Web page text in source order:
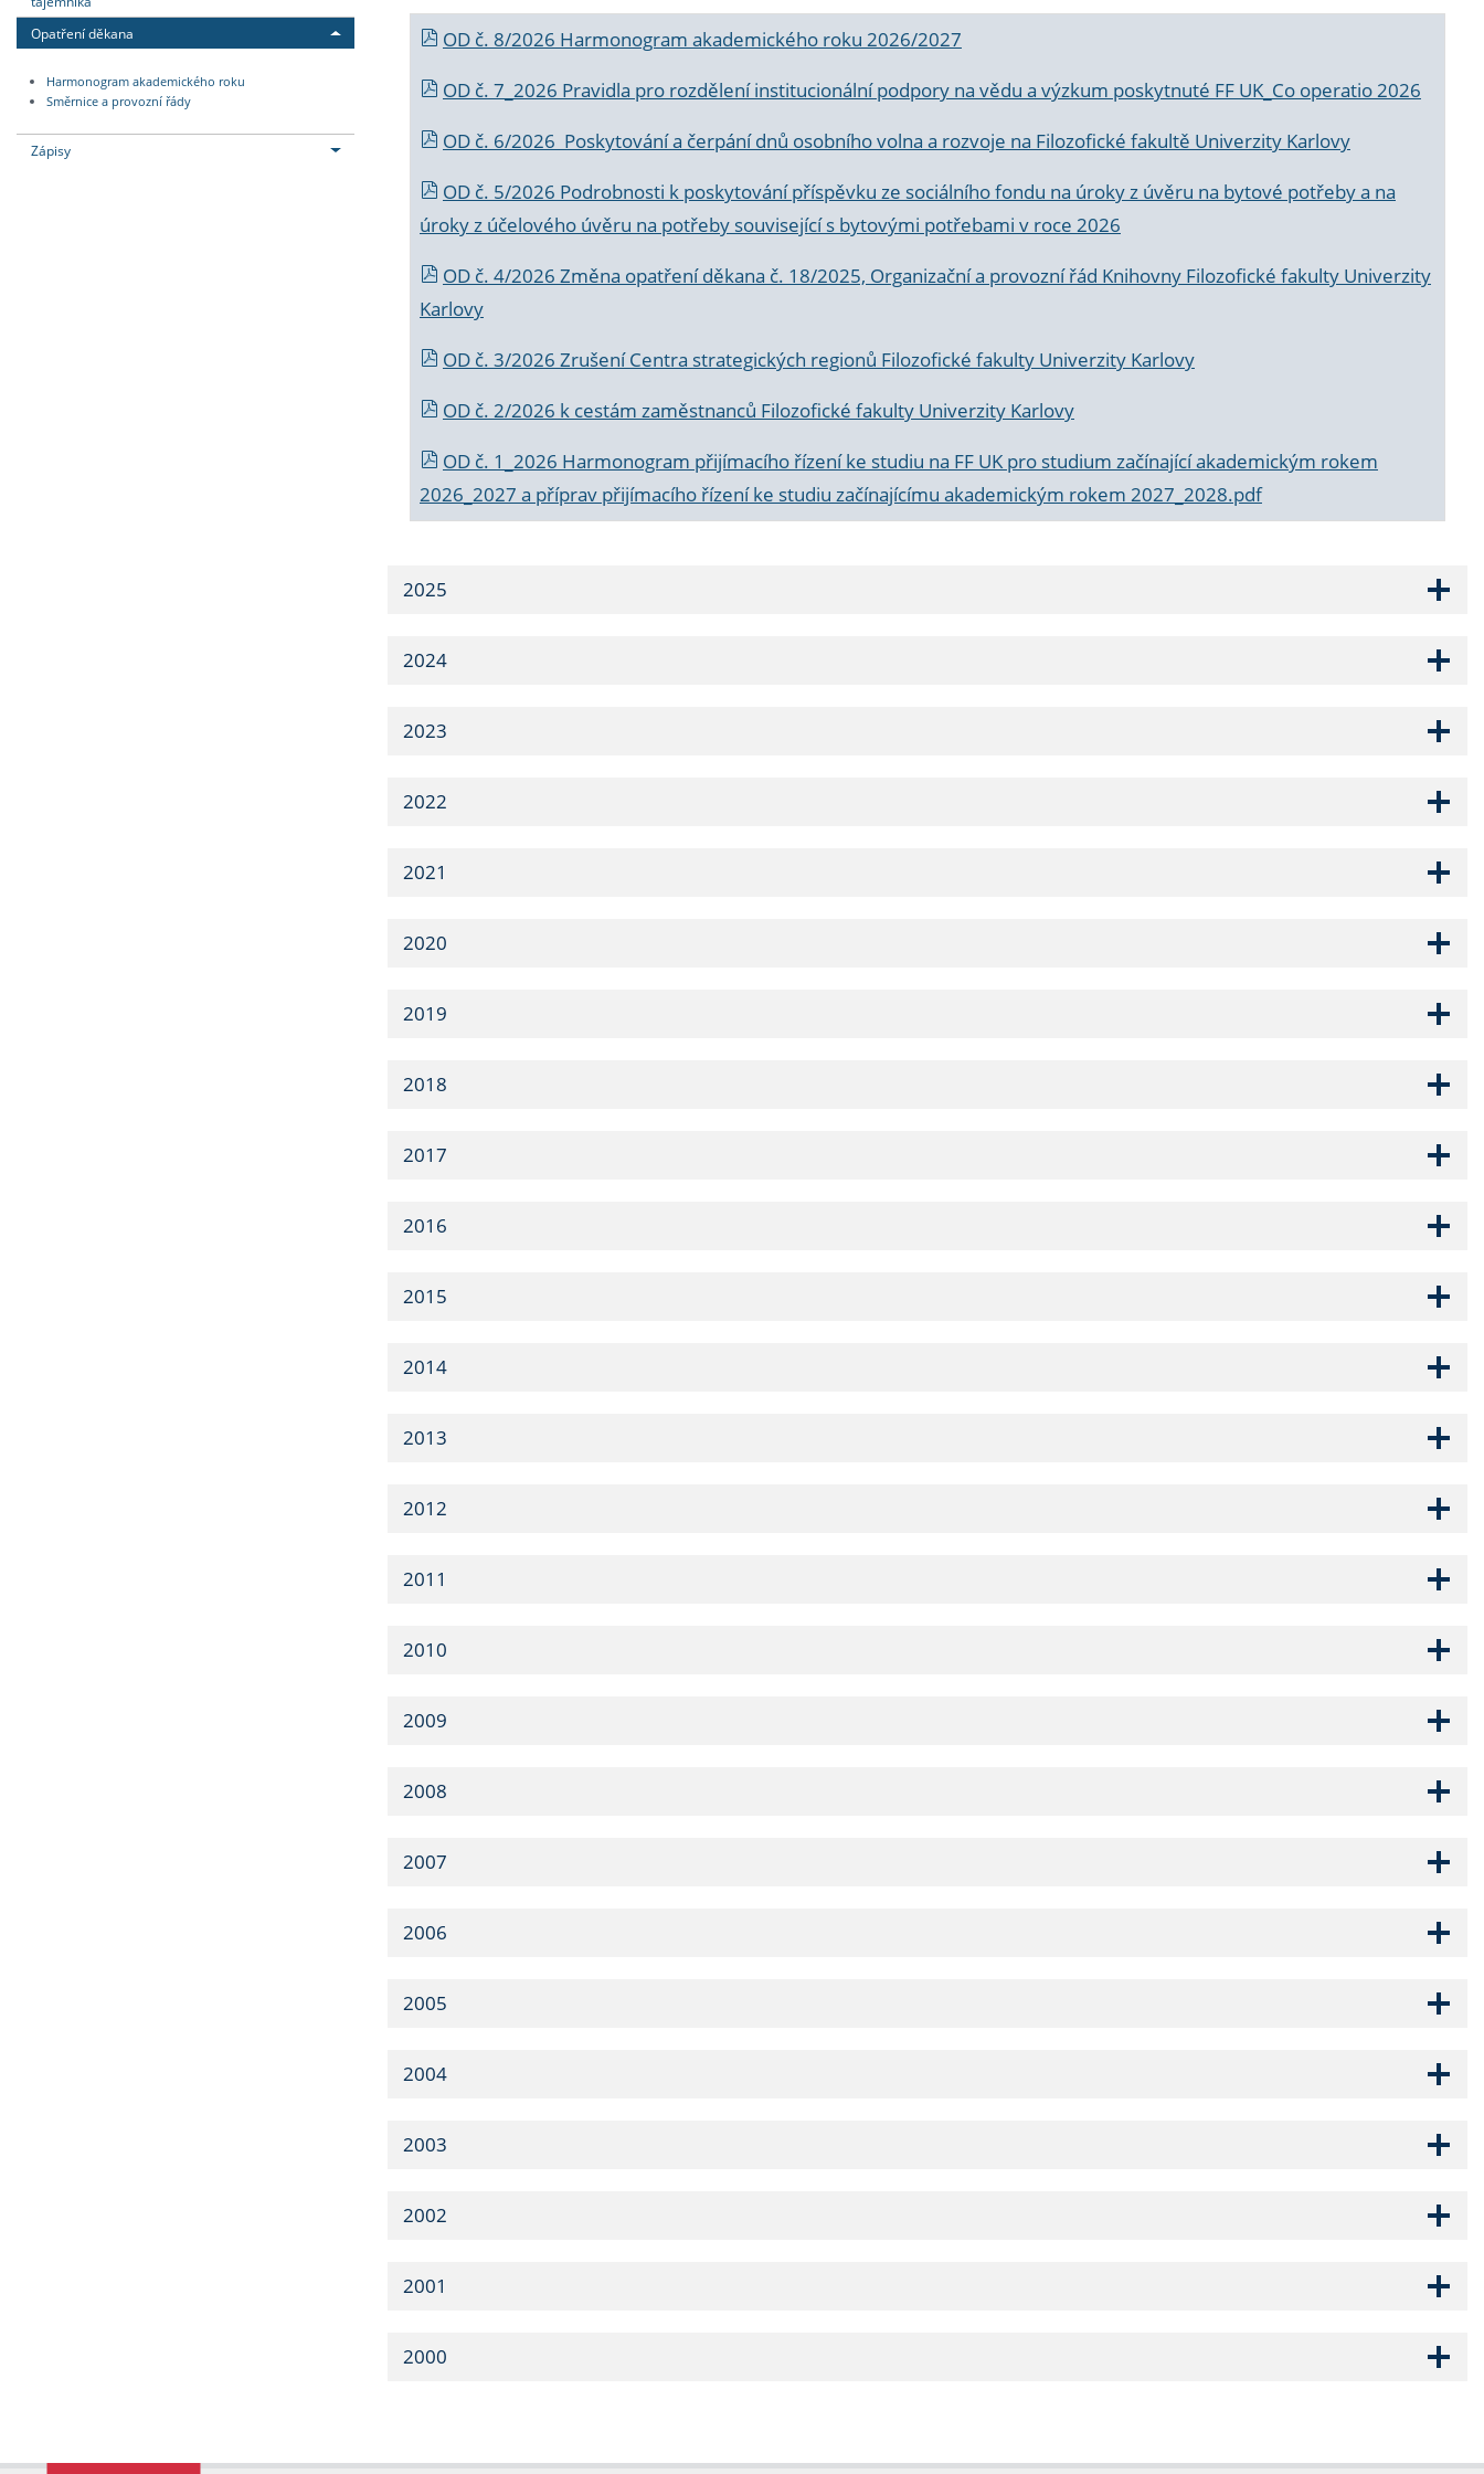
Opatření děkana
Harmonogram akademického roku
Směrnice a provozní řády
Zápisy
OD č. 8/2026 Harmonogram akademického roku 2026/2027
OD č. 7_2026 Pravidla pro rozdělení institucionální podpory na vědu a výzkum poskytnuté FF UK_Co operatio 2026
OD č. 6/2026 Poskytování a čerpání dnů osobního volna a rozvoje na Filozofické fakultě Univerzity Karlovy
OD č. 5/2026 Podrobnosti k poskytování příspěvku ze sociálního fondu na úroky z úvěru na bytové potřeby a na
úroky z účelového úvěru na potřeby související s bytovými potřebami v roce 2026
OD č. 4/2026 Změna opatření děkana č. 18/2025, Organizační a provozní řád Knihovny Filozofické fakulty Univerzity
Karlovy
OD č. 3/2026 Zrušení Centra strategických regionů Filozofické fakulty Univerzity Karlovy
OD č. 2/2026 k cestám zaměstnanců Filozofické fakulty Univerzity Karlovy
OD č. 1_2026 Harmonogram přijímacího řízení ke studiu na FF UK pro studium začínající akademickým rokem
2026_2027 a příprav přijímacího řízení ke studiu začínajícímu akademickým rokem 2027_2028.pdf
2025
2024
2023
2022
2021
2020
2019
2018
2017
2016
2015
2014
2013
2012
2011
2010
2009
2008
2007
2006
2005
2004
2003
2002
2001
2000